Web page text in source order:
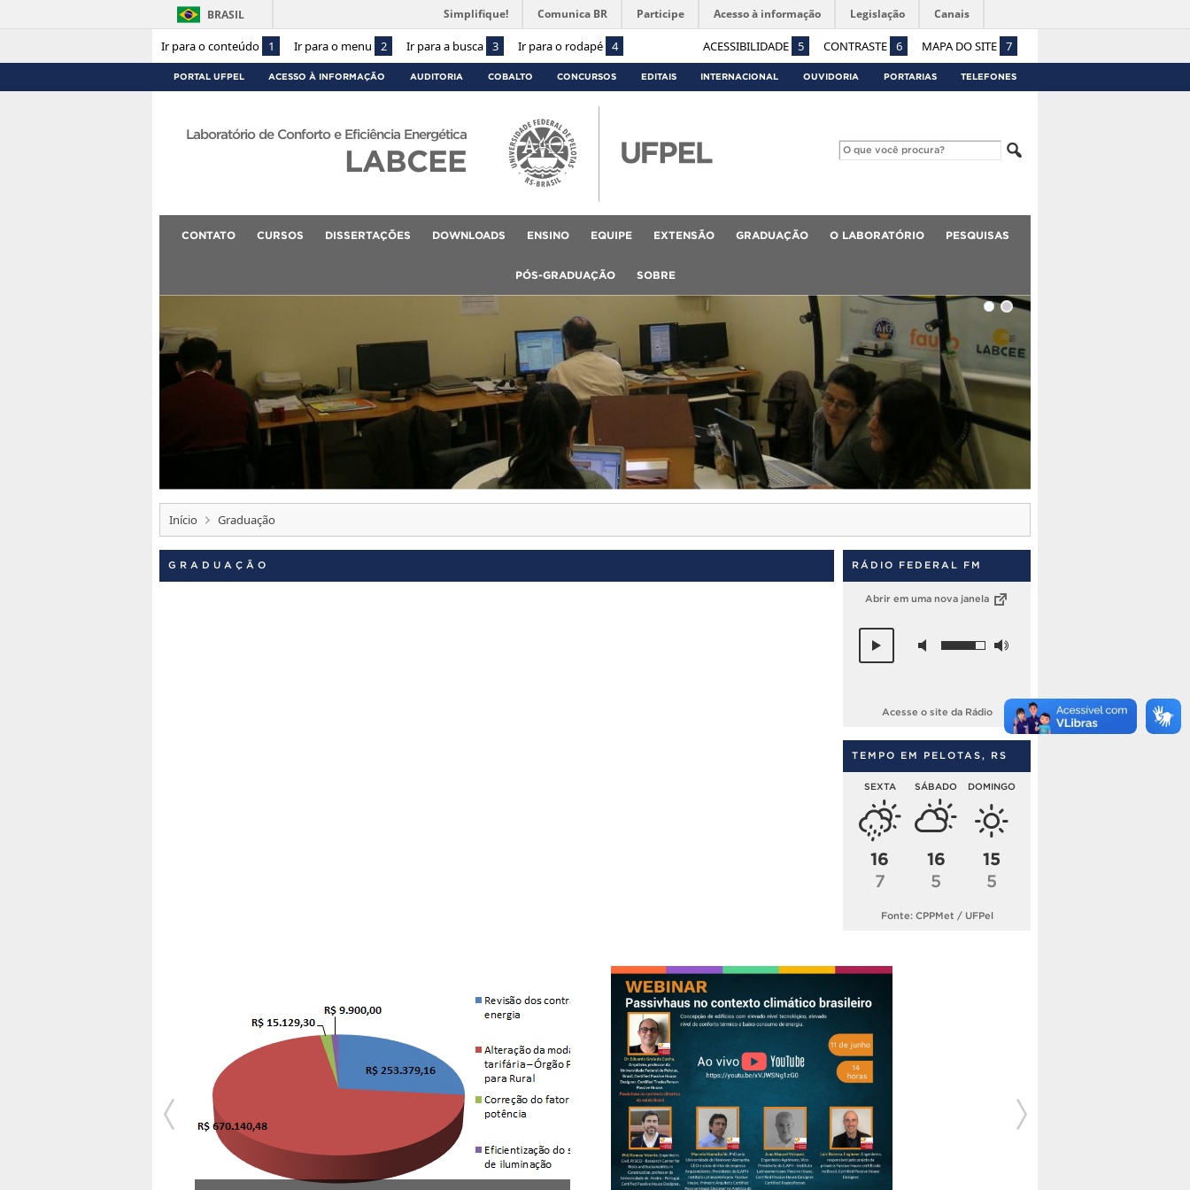
Ir para o conteúdo 1 Ir para o menu 2 Ir para a busca 3 Ir para o rodapé 4 ACESSIBILIDADE 5 CONTRASTE 6 MAPA DO SITE 7
BRASIL Simplifique! Comunica BR Participe Acesso à informação Legislação Canais
PORTAL UFPEL ACESSO À INFORMAÇÃO AUDITORIA COBALTO CONCURSOS EDITAIS INTERNACIONAL OUVIDORIA PORTARIAS TELEFONES
Laboratório de Conforto e Eficiência Energética
LABCEE
CONTATO CURSOS DISSERTAÇÕES DOWNLOADS ENSINO EQUIPE EXTENSÃO GRADUAÇÃO O LABORATÓRIO PESQUISAS
PÓS-GRADUAÇÃO SOBRE
Início Graduação
GRADUAÇÃO RÁDIO FEDERAL FM
Abrir em uma nova janela
Acesse o site da Rádio
TEMPO EM PELOTAS, RS
SEXTA
16
7
SÁBADO
16
5
DOMINGO
15
5
Fonte: CPPMet / UFPel